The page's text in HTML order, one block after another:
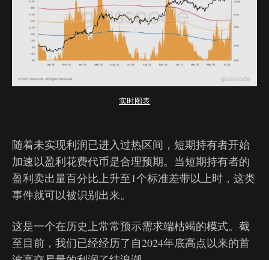
实时图表
随着未实现利润已进入过热区间，短期持有者开始
加速以盈利花费代币是合理预期。当短期持有者的
盈利卖出量百分比上升至1个标准差带以上时，这类
事件就可以被识别出来。
这是一个在历史上常常预示需求端枯竭的模式。截
至目前，我们已经经历了自2024年底高点以来的首